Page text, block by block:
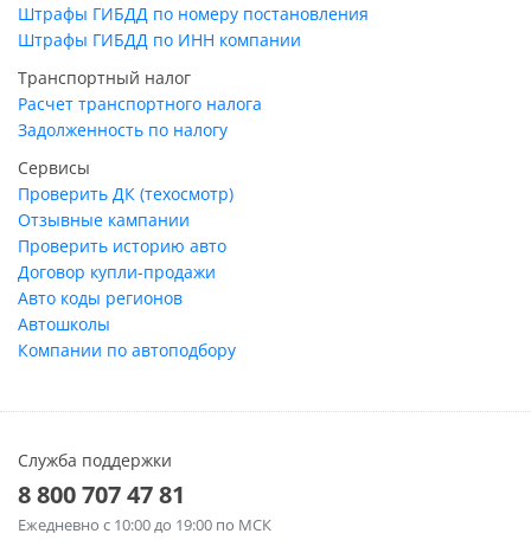
Штрафы ГИБДД по номеру постановления
Штрафы ГИБДД по ИНН компании
Транспортный налог
Расчет транспортного налога
Задолженность по налогу
Сервисы
Проверить ДК (техосмотр)
Отзывные кампании
Проверить историю авто
Договор купли-продажи
Авто коды регионов
Автошколы
Компании по автоподбору
Служба поддержки
8 800 707 47 81
Ежедневно с 10:00 до 19:00 по МСК